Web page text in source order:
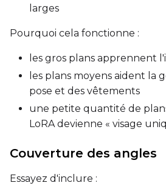
Seed
larges
Pourquoi cela fonctionne :
les gros plans apprennent
les plans moyens aident la
pose et des vêtements
une petite quantité de
LoRA devienne « visage
Couverture des angles
Essayez d'inclure :